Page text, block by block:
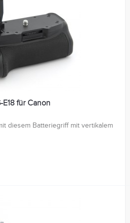
für Canon
diesem Batteriegriff mit vertikalem